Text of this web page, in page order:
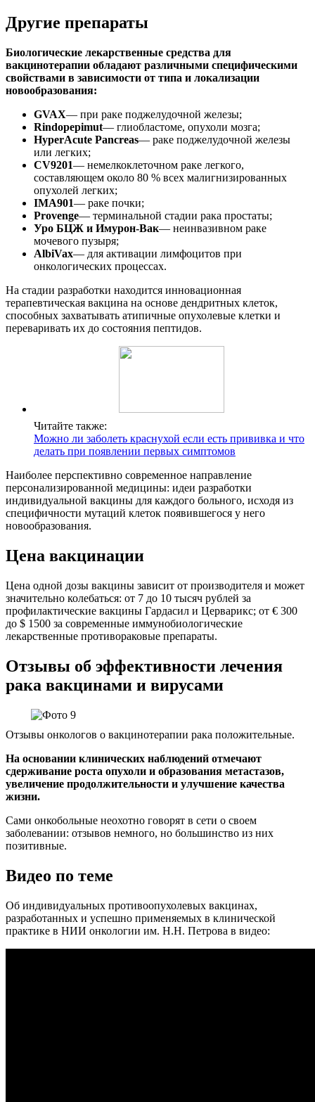
Другие препараты
Биологические лекарственные средства для
вакцинотерапии обладают различными специфическими
свойствами в зависимости от типа и локализации
новообразования:
GVAX— при раке поджелудочной железы;
Rindopepi­mut— глиобластоме, опухоли мозга;
HyperAcute Pancreas— раке поджелудочной железы
или легких;
CV9201— немелкоклеточном раке легкого,
составляющем около 80 % всех малигнизированных
опухолей легких;
IMA901— раке почки;
Provenge— терминальной стадии рака простаты;
Уро БЦЖ и Имурон-Вак— неинвазивном раке
мочевого пузыря;
AlbiVax— для активации лимфоцитов при
онкологических процессах.
На стадии разработки находится инновационная
терапевтическая вакцина на основе дендритных клеток,
способных захватывать атипичные опухолевые клетки и
переваривать их до состояния пептидов.
Читайте также:
Можно ли заболеть краснухой если есть прививка и что
делать при появлении первых симптомов
Наиболее перспективно современное направление
персонализированной медицины: идеи разработки
индивидуальной вакцины для каждого больного, исходя из
специфичности мутаций клеток появившегося у него
новообразования.
Цена вакцинации
Цена одной дозы вакцины зависит от производителя и может
значительно колебаться: от 7 до 10 тысяч рублей за
профилактические вакцины Гардасил и Церварикс; от € 300
до $ 1500 за современные иммунобиологические
лекарственные противораковые препараты.
Отзывы об эффективности лечения
рака вакцинами и вирусами
Отзывы онкологов о вакцинотерапии рака положительные.
На основании клинических наблюдений отмечают
сдерживание роста опухоли и образования метастазов,
увеличение продолжительности и улучшение качества
жизни.
Сами онкобольные неохотно говорят в сети о своем
заболевании: отзывов немного, но большинство из них
позитивные.
Видео по теме
Об индивидуальных противоопухолевых вакцинах,
разработанных и успешно применяемых в клинической
практике в НИИ онкологии им. Н.Н. Петрова в видео: